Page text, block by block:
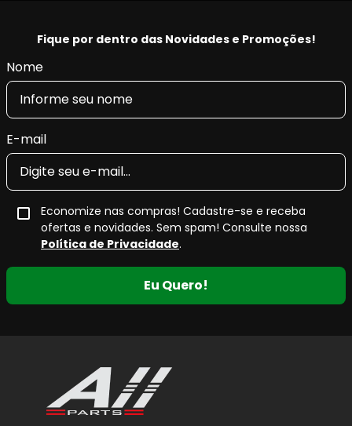
Fique por dentro das Novidades e Promoções!
Nome
E-mail
Economize nas compras! Cadastre-se e receba
ofertas e novidades. Sem spam! Consulte nossa
Política de Privacidade.
Eu Quero!